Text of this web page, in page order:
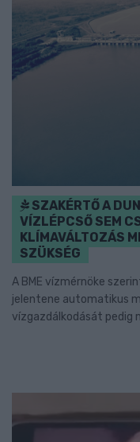
SZAKÉRTŐ A
VÍZLÉPCSŐ SEM
KLÍMAVÁLTOZÁS
SZÜKSÉG
A BME vízmérnöke
jelentene automatikus
vízgazdálkodását pedig